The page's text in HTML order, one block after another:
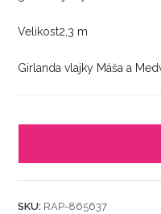
Velikost2,3 m
Girlanda vlajky Máša a
SKU: RAP-865637